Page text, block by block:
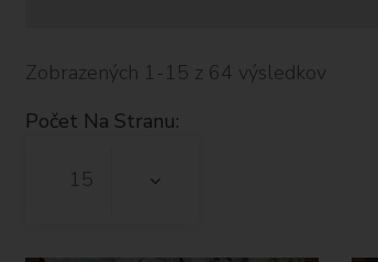
Zobrazených 1-15 z 64 výsledkov
Počet Na Stranu:
15